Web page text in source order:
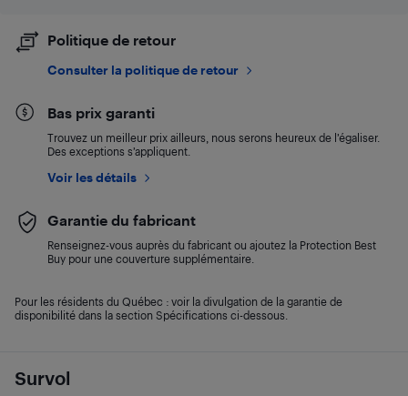
Survol
Politique de retour
Consulter la politique de retour
Bas prix garanti
Trouvez un meilleur prix ailleurs, nous serons heureux de l’égaliser.
Des exceptions s’appliquent.
Voir les détails
Garantie du fabricant
Renseignez-vous auprès du fabricant ou ajoutez la Protection Best
Buy pour une couverture supplémentaire.
Pour les résidents du Québec : voir la divulgation de la garantie de
disponibilité dans la section Spécifications ci-dessous.